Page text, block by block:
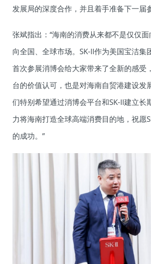
发展局的深度合作，并且着手准备下一届
张斌指出：“海南的消费从来都不是仅仅
向全国、全球市场。SK-II作为美国宝洁集
首次参展消博会给大家带来了全新的感受
台的价值认可，也是对海南自贸港建设发
们特别希望通过消博会平台和SK-II建立长
力将海南打造全球高端消费目的地，祝愿
的成功。”